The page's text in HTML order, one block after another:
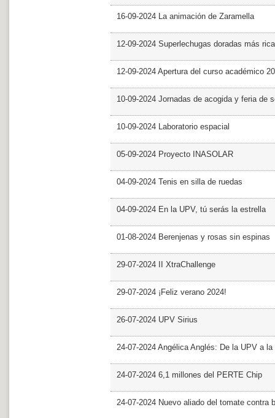
16-09-2024 La animación de Zaramella
12-09-2024 Superlechugas doradas más
12-09-2024 Apertura del curso académico
10-09-2024 Jornadas de acogida y feria de
10-09-2024 Laboratorio espacial
05-09-2024 Proyecto INASOLAR
04-09-2024 Tenis en silla de ruedas
04-09-2024 En la UPV, tú serás la estrella
01-08-2024 Berenjenas y rosas sin espinas
29-07-2024 II XtraChallenge
29-07-2024 ¡Feliz verano 2024!
26-07-2024 UPV Sirius
24-07-2024 Angélica Anglés: De la UPV a
24-07-2024 6,1 millones del PERTE Chip
24-07-2024 Nuevo aliado del tomate contra